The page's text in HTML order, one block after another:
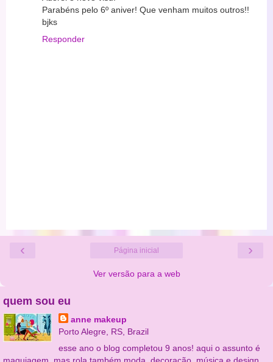
Parabéns pelo 6º aniver! Que venham muitos outros!!
bjks
Responder
‹ ›
Página inicial
Ver versão para a web
quem sou eu
anne makeup
Porto Alegre, RS, Brazil
esse ano o blog completou 9 anos! aqui o assunto é